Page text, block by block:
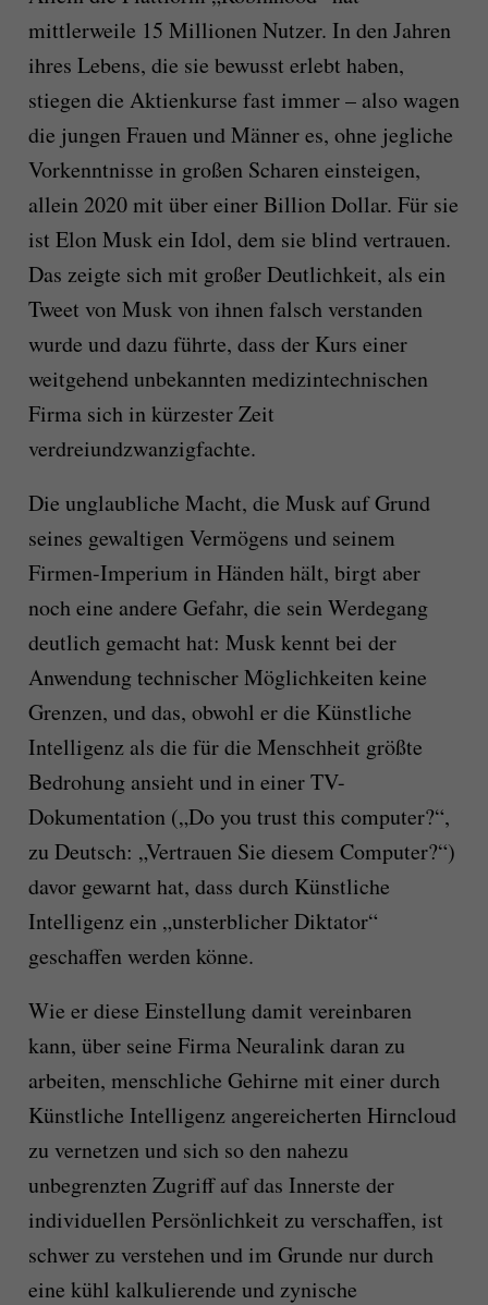
mittlerweile 15 Millionen Nutzer. In den Jahren
ihres Lebens, die sie bewusst erlebt haben,
stiegen die Aktienkurse fast immer – also wagen
die jungen Frauen und Männer es, ohne jegliche
Vorkenntnisse in großen Scharen einsteigen,
allein 2020 mit über einer Billion Dollar. Für sie
ist Elon Musk ein Idol, dem sie blind vertrauen.
Das zeigte sich mit großer Deutlichkeit, als ein
Tweet von Musk von ihnen falsch verstanden
wurde und dazu führte, dass der Kurs einer
weitgehend unbekannten medizintechnischen
Firma sich in kürzester Zeit
verdreiundzwanzigfachte.
Die unglaubliche Macht, die Musk auf Grund
seines gewaltigen Vermögens und seinem
Firmen-Imperium in Händen hält, birgt aber
noch eine andere Gefahr, die sein Werdegang
deutlich gemacht hat: Musk kennt bei der
Anwendung technischer Möglichkeiten keine
Grenzen, und das, obwohl er die Künstliche
Intelligenz als die für die Menschheit größte
Bedrohung ansieht und in einer TV-
Dokumentation („Do you trust this computer?“,
zu Deutsch: „Vertrauen Sie diesem Computer?“)
davor gewarnt hat, dass durch Künstliche
Intelligenz ein „unsterblicher Diktator“
geschaffen werden könne.
Wie er diese Einstellung damit vereinbaren
kann, über seine Firma Neuralink daran zu
arbeiten, menschliche Gehirne mit einer durch
Künstliche Intelligenz angereicherten Hirncloud
zu vernetzen und sich so den nahezu
unbegrenzten Zugriff auf das Innerste der
individuellen Persönlichkeit zu verschaffen, ist
schwer zu verstehen und im Grunde nur durch
eine kühl kalkulierende und zynische